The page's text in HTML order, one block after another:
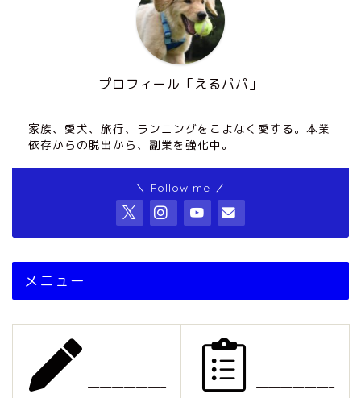
プロフィール「えるパパ」
家族、愛犬、旅行、ランニングをこよなく愛する。本業
依存からの脱出から、副業を強化中。
＼ Follow me ／
メニュー
——————– ——————–